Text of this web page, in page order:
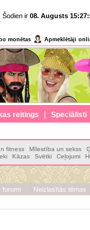
Šodien ir 08. Augusts
monētas Apmeklētāji
reitings | Speciālisti
fitness Mīlestība un sekss
Kāzas Svētki Ceļojumi
forumi Neizlasītās tēmas